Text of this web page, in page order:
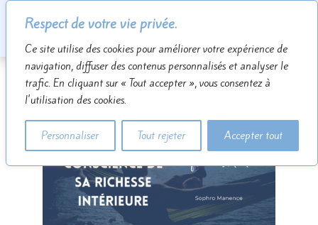
Respect de votre vie privée.
Ce site utilise des cookies pour améliorer votre expérience de
navigation, diffuser des contenus personnalisés et analyser le
trafic. En cliquant sur « Tout accepter », vous consentez à
l'utilisation des cookies.
Personnaliser Tout rejeter Accepter tout